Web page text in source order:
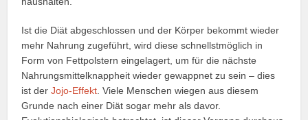
Ist die Diät abgeschlossen und der Körper bekommt wieder
mehr Nahrung zugeführt, wird diese schnellstmöglich in
Form von Fettpolstern eingelagert, um für die nächste
Nahrungsmittelknappheit wieder gewappnet zu sein – dies
ist derJojo-Effekt . Viele Menschen wiegen aus diesem
Grunde nach einer Diät sogar mehr als davor.